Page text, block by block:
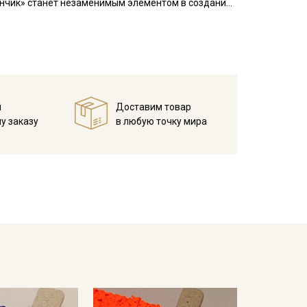
станет незаменимым элементом в создании
заказу
Доставим товар
в любую точку мира